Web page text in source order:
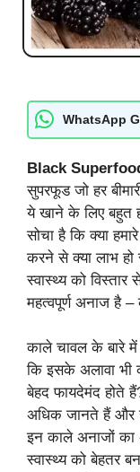
WhatsApp
Black
सुपरफूड जो हर
ये खाने के लिए बहुत
सोचा है कि क्या
करने से क्या लाभ
स्वास्थ्य को
महत्वपूर्ण अनाज है
काले चावल के बारे
कि इसके अलावा भी
बेहद फायदेमंद होते
अधिक जानते हैं और
इन काले अनाजों
स्वास्थ्य को बेहतर